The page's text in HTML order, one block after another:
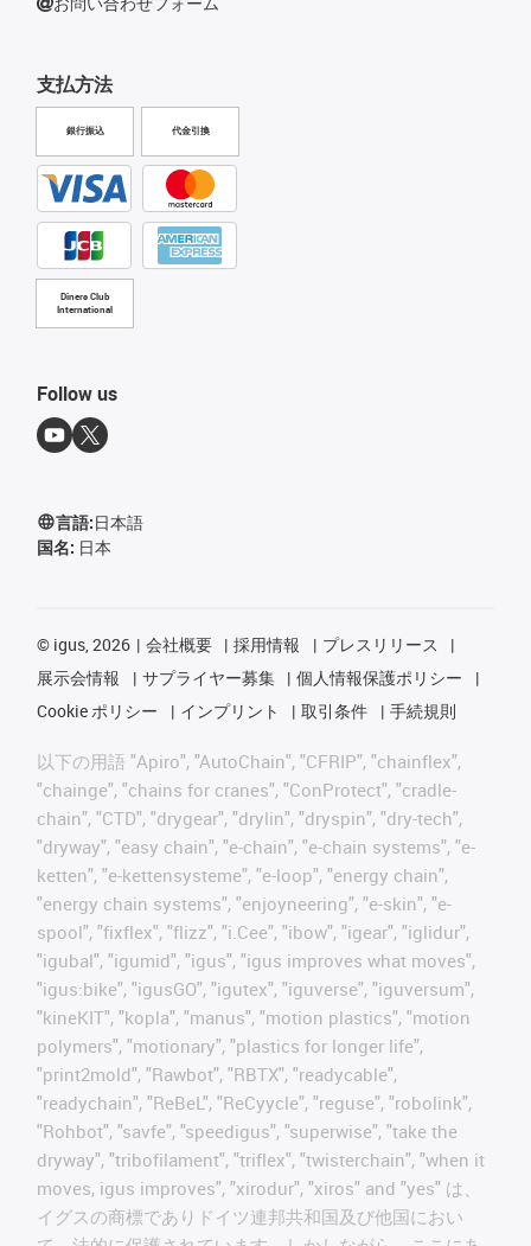
支払方法
銀行振込 代金引換
Diners Club
International
Follow us
言語:日本語
国名: 日本
© igus, 2026 会社概要 採用情報
プレスリリース
展示会情報
サプライヤー募集
個人情報保護ポリシー
Cookie ポリシー
インプリント 取引条件 手続規則
以下の用語 "Apiro", "AutoChain", "CFRIP", "chainflex",
"chainge", "chains for cranes", "ConProtect", "cradle-
chain", "CTD", "drygear", "drylin", "dryspin", "dry-tech",
"dryway", "easy chain", "e-chain", "e-chain systems", "e-
ketten", "e-kettensysteme", "e-loop", "energy chain",
"energy chain systems", "enjoyneering", "e-skin", "e-
spool", "fixflex", "flizz", "i.Cee", "ibow", "igear", "iglidur",
"igubal", "igumid", "igus", "igus improves what moves",
"igus:bike", "igusGO", "igutex", "iguverse", "iguversum",
"kineKIT", "kopla", "manus", "motion plastics", "motion
polymers", "motionary", "plastics for longer life",
"print2mold", "Rawbot", "RBTX", "readycable",
"readychain", "ReBeL", "ReCyycle", "reguse", "robolink",
"Rohbot", "savfe", "speedigus", "superwise", "take the
dryway", "tribofilament", "triflex", "twisterchain", "when it
moves, igus improves", "xirodur", "xiros" and "yes" は、
イグスの商標でありドイツ連邦共和国及び他国におい